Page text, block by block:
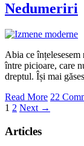
Nedumeriri
Abia ce
între picioare, care
dreptul. Își mai
Read More 22
1 2 Next →
Articles